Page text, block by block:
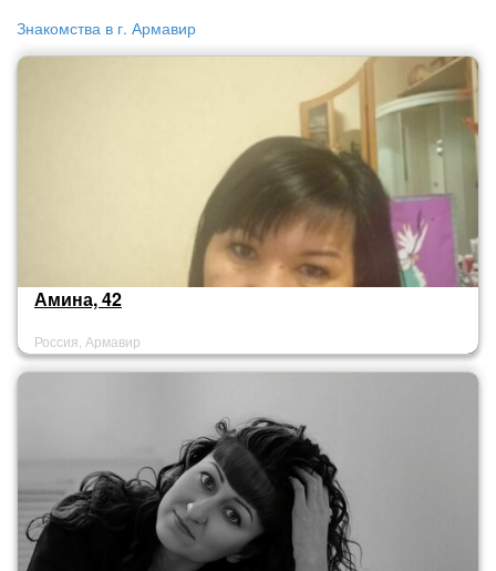
Знакомства в г. Армавир
Амина, 42
Россия, Армавир